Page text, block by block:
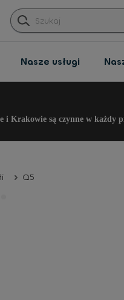
Nasze usługi
i Krakowie są czynne w każdy
Q5